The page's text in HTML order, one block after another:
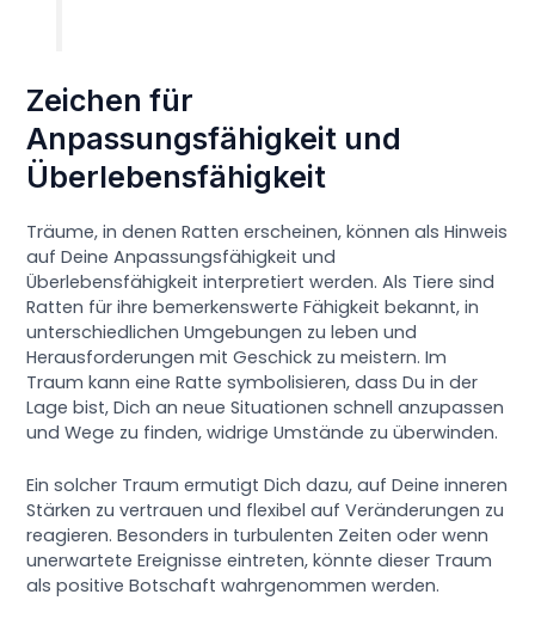
Zeichen für
Anpassungsfähigkeit und
Überlebensfähigkeit
Träume, in denen Ratten erscheinen, können als Hinweis
auf Deine Anpassungsfähigkeit und
Überlebensfähigkeit interpretiert werden. Als Tiere sind
Ratten für ihre bemerkenswerte Fähigkeit bekannt, in
unterschiedlichen Umgebungen zu leben und
Herausforderungen mit Geschick zu meistern. Im
Traum kann eine Ratte symbolisieren, dass Du in der
Lage bist, Dich an neue Situationen schnell anzupassen
und Wege zu finden, widrige Umstände zu überwinden.
Ein solcher Traum ermutigt Dich dazu, auf Deine inneren
Stärken zu vertrauen und flexibel auf Veränderungen zu
reagieren. Besonders in turbulenten Zeiten oder wenn
unerwartete Ereignisse eintreten, könnte dieser Traum
als positive Botschaft wahrgenommen werden.